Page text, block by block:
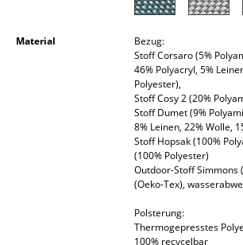
Büroutensilien
Aufbewahrungsboxen
... alle Accessoires
Material
Bezug:
Stoff Corsaro (5%
46% Polyacryl, 5%
Polyester),
Stoff Cosy 2 (20%
Stoff Dumet (9%
8% Leinen, 22% Wolle,
Stoff Hopsak (100%
(100% Polyester)
Outdoor-Stoff Simmons
(Oeko-Tex),
Polsterung:
Thermogepresstes
100% recycelbar